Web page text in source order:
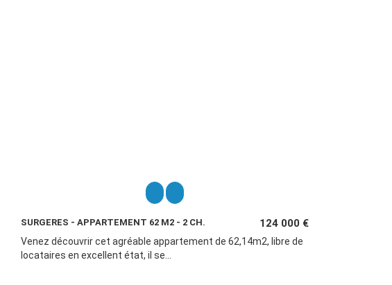
SURGERES - APPARTEMENT 62 M2 - 2 CH. 124 000 €
Venez découvrir cet agréable appartement de 62,14m2, libre de
locataires en excellent état, il se...